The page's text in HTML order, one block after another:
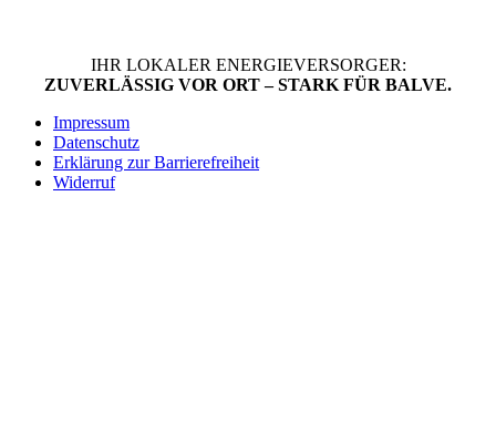
IHR LOKALER ENERGIEVERSORGER:
ZUVERLÄSSIG VOR ORT – STARK FÜR BALVE.
Impressum
Datenschutz
Erklärung zur Barrierefreiheit
Widerruf